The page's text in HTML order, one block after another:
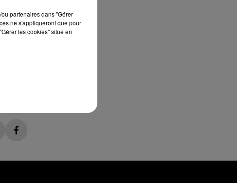
partenaires dans "Gérer
ne s'appliqueront que pour
les cookies" situé en